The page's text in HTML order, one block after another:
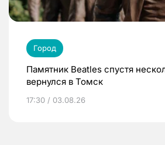
Город
Памятник Beatles спустя
вернулся в Томск
17:30 / 03.08.26